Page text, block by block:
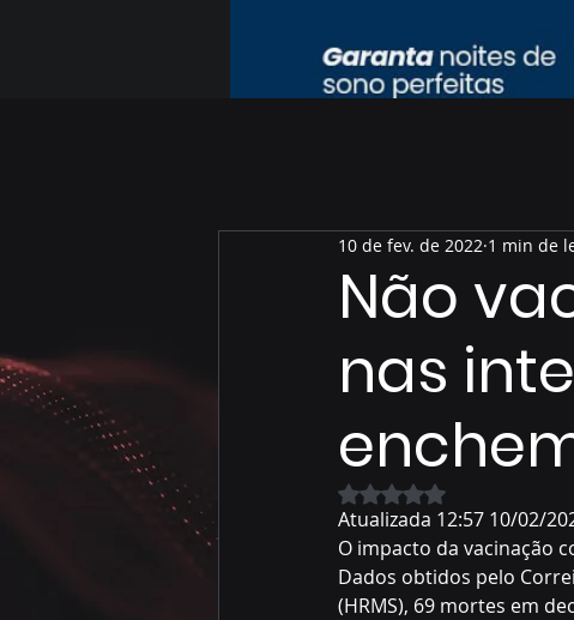
Não
nas
10 de fev. de 2022 1 min de
Avaliado com NaN de
Atualizada 12:57 10/02/
O impacto da vacinação
Dados obtidos pelo
(HRMS), 69 mortes em